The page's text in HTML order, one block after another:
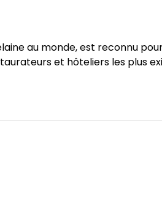
au monde, est reconnu
et hôteliers les plus